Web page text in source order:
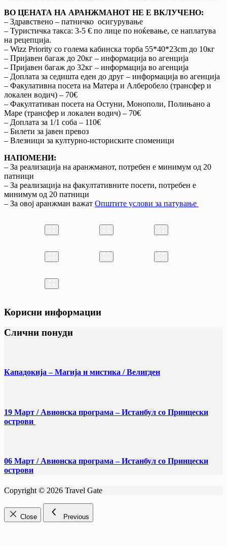
ВО ЦЕНАТА НА АРАНЖМАНОТ НЕ Е ВКЛУЧЕНО:
– Здравствено – патничко осигурување
– Туристичка такса: 3-5 € по лице по ноќевање, се наплатува
на рецепција.
– Wizz Priority со голема кабинска торба 55*40*23cm до 10кг
– Пријавен багаж до 20кг – информација во агенција
– Пријавен багаж до 32кг – информација во агенција
– Доплата за седишта еден до друг – информација во агенција
– Факулативна посета на Матера и Алберобело (трансфер и
локален водич) – 70€
– Факултативан посета на Остуни, Монополи, Полињано а
Маре (трансфер и локален водич) – 70€
– Доплата за 1/1 соба – 110€
– Билети за јавен превоз
– Влезници за културно-историските споменици
НАПОМЕНИ:
– За реализација на аранжманот, потребен е минимум од 20
патници
– За реализација на факултативните посети, потребен е
минимум од 20 патници
– За овој аранжман важат Општите услови за патување
Корисни информации
Слични понуди
Кападокија – Магија и мистика / Велигден
19 Март / Aвионска програма – Истанбул со Принцески
острови
06 Март / Aвионска програма – Истанбул со Принцески
острови
Copyright © 2026 Travel Gate
Close Previous